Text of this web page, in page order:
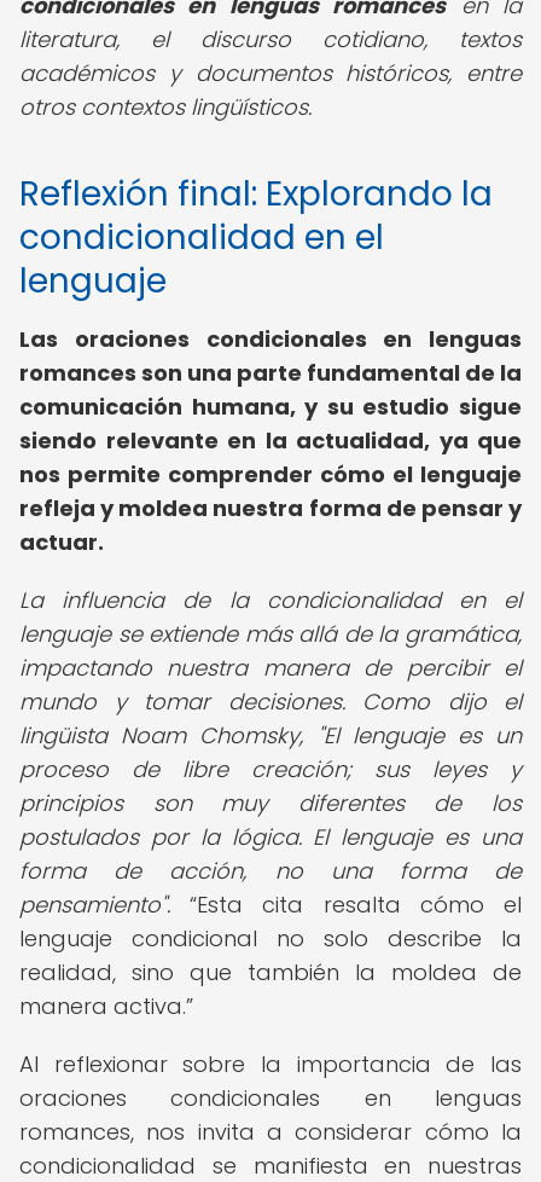
literatura, el discurso cotidiano, textos
académicos y documentos históricos, entre
otros contextos lingüísticos.
Reflexión final: Explorando la
condicionalidad en el
lenguaje
Las oraciones condicionales en lenguas
romances son una parte fundamental de la
comunicación humana, y su estudio sigue
siendo relevante en la actualidad, ya que
nos permite comprender cómo el lenguaje
refleja y moldea nuestra forma de pensar y
actuar.
La influencia de la condicionalidad en el
lenguaje se extiende más allá de la gramática,
impactando nuestra manera de percibir el
mundo y tomar decisiones. Como dijo el
lingüista Noam Chomsky, "El lenguaje es un
proceso de libre creación; sus leyes y
principios son muy diferentes de los
postulados por la lógica. El lenguaje es una
forma de acción, no una forma de
pensamiento".
Esta cita resalta cómo el
lenguaje condicional no solo describe la
realidad, sino que también la moldea de
manera activa.
Al reflexionar sobre la importancia de las
oraciones condicionales en lenguas
romances, nos invita a considerar cómo la
condicionalidad se manifiesta en nuestras